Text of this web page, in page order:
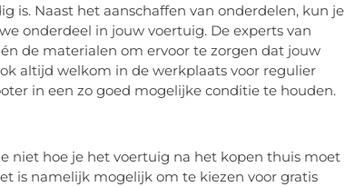
is. Naast het aanschaffen van onderdelen, kun je
onderdeel in jouw voertuig. De experts van
de materialen om ervoor te zorgen dat jouw
altijd welkom in de werkplaats voor regulier
in een zo goed mogelijke conditie te houden.
niet hoe je het voertuig na het kopen thuis moet
is namelijk mogelijk om te kiezen voor gratis